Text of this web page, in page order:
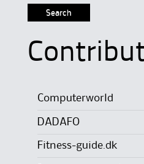
Computerworld
DADAFO
Fitness-guide.dk